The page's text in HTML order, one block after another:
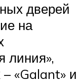
дверей
на
линия»,
«Galant» и